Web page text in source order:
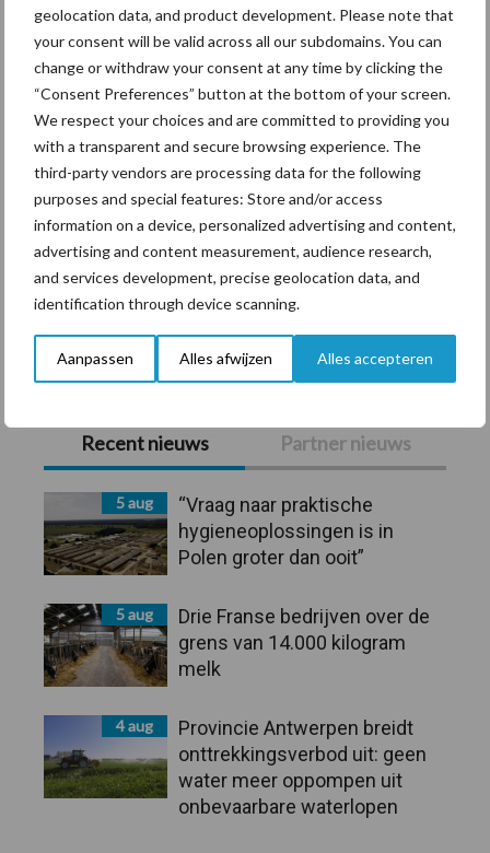
geolocation data, and product development. Please note that
your consent will be valid across all our subdomains. You can
change or withdraw your consent at any time by clicking the
“Consent Preferences” button at the bottom of your screen.
We respect your choices and are committed to providing you
with a transparent and secure browsing experience. The
third-party vendors are processing data for the following
purposes and special features: Store and/or access
information on a device, personalized advertising and content,
advertising and content measurement, audience research,
and services development, precise geolocation data, and
identification through device scanning.
Aanpassen Alles afwijzen Alles accepteren
type
stikstofbindend
gewas
braakliggend
land
ts voor
agromili
eumaatr
egelen
beschik
baar
Om de landbouwers te helpen met de correcte uitvoering van
hun agromilieumaatregelen, voorziet het Departement Landbouw
en Visserij vanaf 2017 in checklists. Die laten toe snel na te gaan
Primaire
Sidebar
Recent nieuws Partner nieuws
5 aug
“Vraag naar praktische
hygieneoplossingen is in
Polen groter dan ooit”
5 aug
Drie Franse bedrijven over de
grens van 14.000 kilogram
melk
4 aug
Provincie Antwerpen breidt
onttrekkingsverbod uit: geen
water meer oppompen uit
onbevaarbare waterlopen